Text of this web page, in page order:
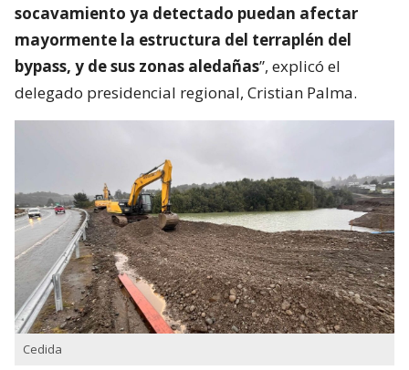
socavamiento ya detectado puedan afectar
mayormente la estructura del terraplén del
bypass, y de sus zonas aledañas”, explicó el
delegado presidencial regional, Cristian Palma.
Cedida